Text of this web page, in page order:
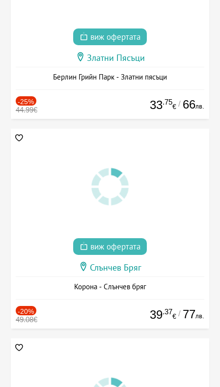
виж офертата
Златни Пясъци
Берлин Грийн Парк - Златни пясъци
-25%
44.99€ 33.75
€ / 66лв.
виж офертата
Слънчев Бряг
Корона - Слънчев бряг
-20%
49.08€ 39.37
€ / 77лв.